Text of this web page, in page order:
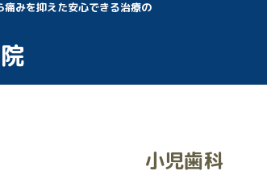
みを抑えた安心できる治療の
小児歯科